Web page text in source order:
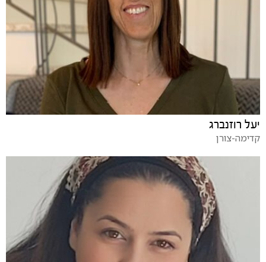
יעל רוזנברג
קדימה-צורן